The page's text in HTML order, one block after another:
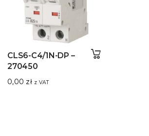
CLS6-C4/1N-DP –
270450
0,00 zł z VAT